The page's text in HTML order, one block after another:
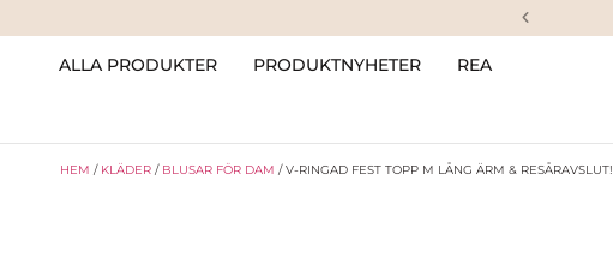
ALLA PRODUKTER PRODUKTNYHETER REA
HEM / KLÄDER / BLUSAR FÖR DAM / V-RINGAD FEST TOPP M LÅNG ÄRM & RESÅRAVSLUT!